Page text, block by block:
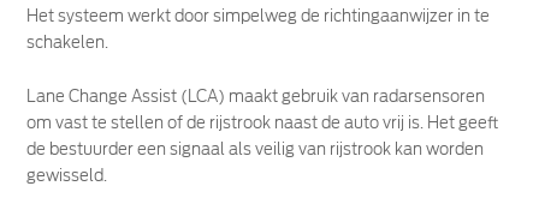
Het systeem werkt door simpelweg de richtingaanwijzer in te
schakelen.
Lane Change Assist (LCA) maakt gebruik van radarsensoren
om vast te stellen of de rijstrook naast de auto vrij is. Het geeft
de bestuurder een signaal als veilig van rijstrook kan worden
gewisseld.